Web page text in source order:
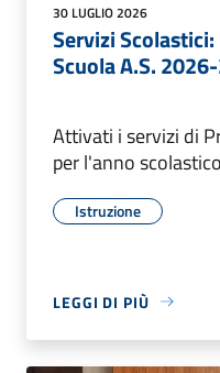
30 LUGLIO 2026
Servizi
Scuola A.S.
Attivati i servizi di
per l'anno
Istruzione
LEGGI DI PIÙ